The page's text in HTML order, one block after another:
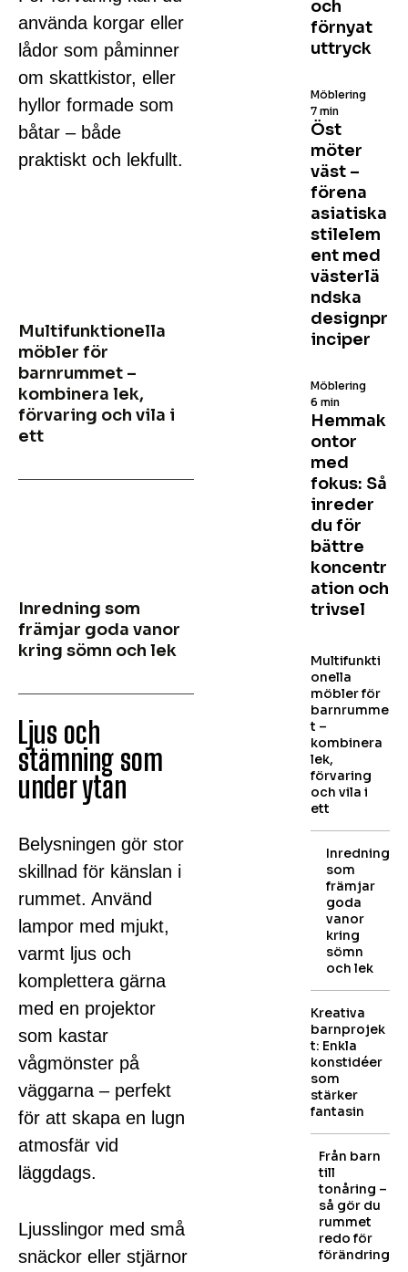
använda korgar eller
lådor som påminner
om skattkistor, eller
hyllor formade som
båtar – både
praktiskt och lekfullt.
Multifunktionella
möbler för
barnrummet –
kombinera lek,
förvaring och vila i
ett
Inredning som
främjar goda vanor
kring sömn och lek
Ljus och
stämning som
under ytan
Belysningen gör stor
skillnad för känslan i
rummet. Använd
lampor med mjukt,
varmt ljus och
komplettera gärna
med en projektor
som kastar
vågmönster på
väggarna – perfekt
för att skapa en lugn
atmosfär vid
läggdags.
Ljusslingor med små
snäckor eller stjärnor
och
förnyat
uttryck
Öst
möter
väst –
förena
asiatiska
stilelem
ent med
västerlä
ndska
designpr
inciper
Möblering
7 min
Hemmak
ontor
med
fokus: Så
inreder
du för
bättre
koncentr
ation och
trivsel
Möblering
6 min
Multifunkti
onella
möbler för
barnrumme
t –
kombinera
lek,
förvaring
och vila i
ett
Inredning
som
främjar
goda
vanor
kring
sömn
och lek
Kreativa
barnprojek
t: Enkla
konstidéer
som
stärker
fantasin
Från barn
till
tonåring –
så gör du
rummet
redo för
förändring